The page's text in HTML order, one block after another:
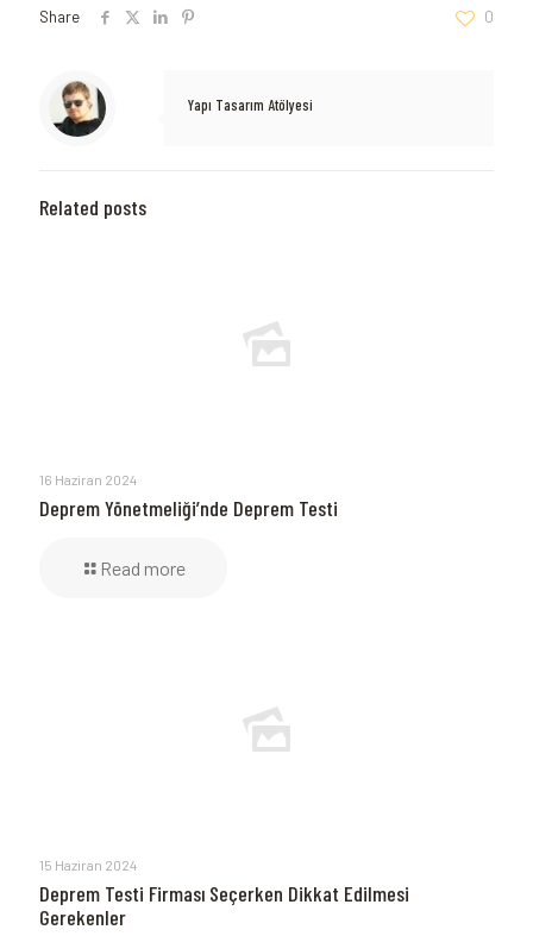
Share 0
Yapı Tasarım Atölyesi
Related posts
16 Haziran 2024
Deprem Yönetmeliği’nde Deprem Testi
Read more
15 Haziran 2024
Deprem Testi Firması Seçerken Dikkat Edilmesi
Gerekenler